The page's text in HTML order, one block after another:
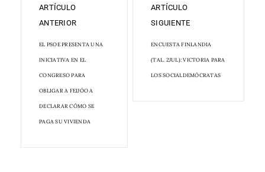
ARTÍCULO
ANTERIOR
EL PSOE PRESENTA UNA
INICIATIVA EN EL
CONGRESO PARA
OBLIGAR A FEIJÓO A
DECLARAR CÓMO SE
PAGA SU VIVIENDA
ARTÍCULO
SIGUIENTE
ENCUESTA FINLANDIA
(TAL. 2JUL): VICTORIA PARA
LOS SOCIALDEMÓCRATAS